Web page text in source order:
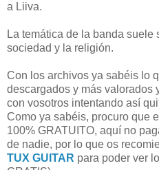
a Liiva.
La temática de la banda suele
sociedad y la religión.
Con los archivos ya sabéis lo
descargados y más valorados
con vosotros intentando así
Como ya sabéis, procuro que
100% GRATUITO, aquí no
de nadie, por lo que os
TUX GUITAR para poder ver